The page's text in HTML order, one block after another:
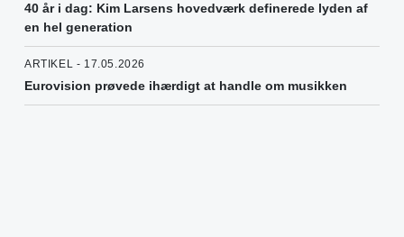
40 år i dag: Kim Larsens hovedværk definerede lyden af
en hel generation
ARTIKEL - 17.05.2026
Eurovision prøvede ihærdigt at handle om musikken